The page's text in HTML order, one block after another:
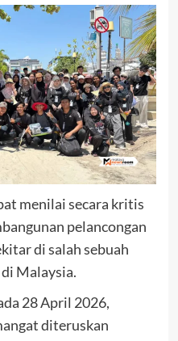
menilai secara kritis
pelancongan
di salah sebuah
Malaysia.
28 April 2026,
diteruskan